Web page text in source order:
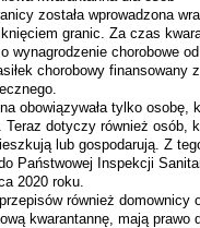
została wprowadzona
granic. Za czas
wynagrodzenie chorobowe od
chorobowy finansowany z
obowiązywała tylko osobę,
Teraz dotyczy również osób,
lub gospodarują. Z
Państwowej Inspekcji
2020 roku.
również
kwarantannę, mają